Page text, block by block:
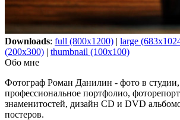
Downloads: full (800x1200) | large
(200x300) | thumbnail (100x100)
Обо мне
Фотограф Роман Данилин - фото в студии,
профессиональное портфолио,
знаменитостей, дизайн CD и DVD
постеров.